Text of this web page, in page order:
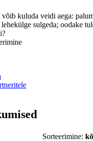
kuluda veidi aega:
sulgeda; oodake
Sorteerimine: